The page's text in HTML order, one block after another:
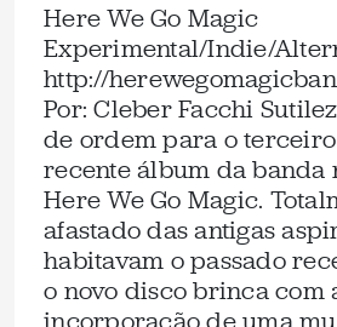
Here We Go Magic
Experimental/Indie/
http://
Por: Cleber Facchi
de ordem para o
recente álbum da banda
Here We Go Magic.
afastado das antigas
habitavam o passado
o novo disco brinca com